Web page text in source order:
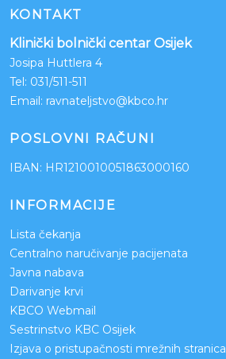
KONTAKT
Klinički bolnički centar Osijek
Josipa Huttlera 4
Tel: 031/511-511
Email: ravnateljstvo@kbco.hr
POSLOVNI RAČUNI
IBAN: HR1210010051863000160
INFORMACIJE
Lista čekanja
Centralno naručivanje pacijenata
Javna nabava
Darivanje krvi
KBCO Webmail
Sestrinstvo KBC Osijek
Izjava o pristupačnosti mrežnih stranica